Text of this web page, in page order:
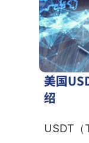
美国
绍
USDT（